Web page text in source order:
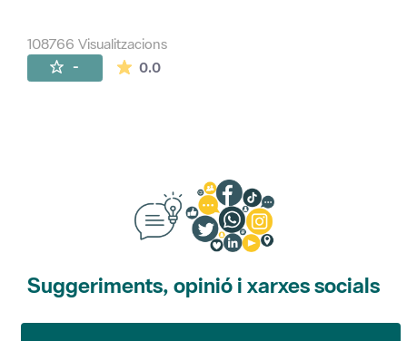
108766 Visualitzacions
- 0.0La mitjana de les valoracions és de 0
Suggeriments, opinió i xarxes socials